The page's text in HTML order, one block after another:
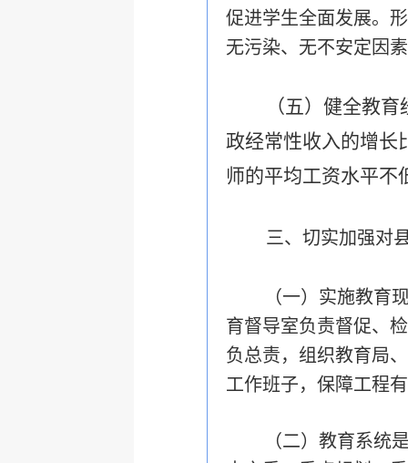
促进学生全面发展。
无污染、无不安定因
（五）健全教
政经常性收入的增长
师的平均工资水平不
三、切实加强对
（一）实施教育
育督导室负责督促、
负总责，组织教育局
工作班子，保障工程
（二）教育系统